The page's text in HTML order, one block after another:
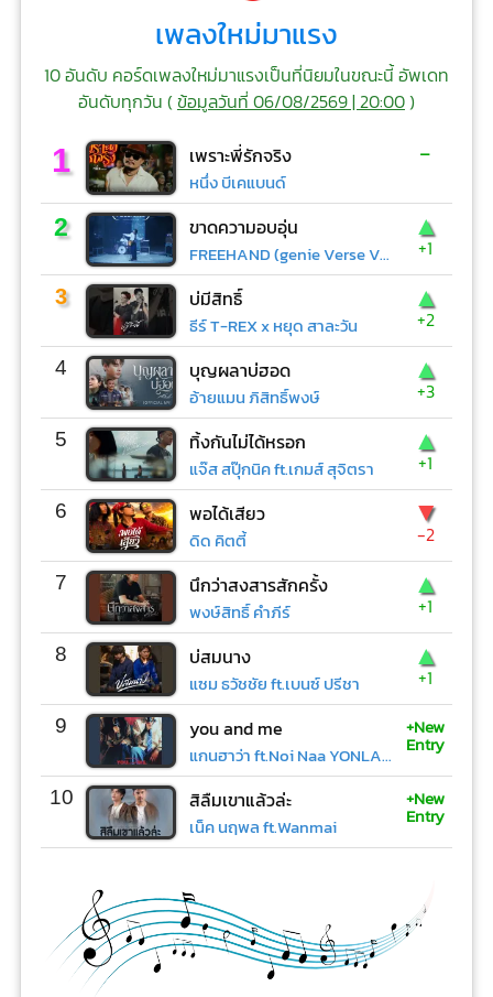
เพลงใหม่มาแรง
10 อันดับ คอร์ดเพลงใหม่มาแรงเป็นที่นิยมในขณะนี้ อัพเดท
อันดับทุกวัน (ข้อมูลวันที่ 06/08/2569 | 20:00)
1 เพราะพี่รักจริง
หนึ่ง บีเคแบนด์
-
2 ขาดความอบอุ่น
FREEHAND (genie Verse Vol.1)
▲
+1
3 บ่มีสิทธิ์
ธีร์ T-REX x หยุด สาละวัน
▲
+2
4 บุญผลาบ่ฮอด
อ้ายแมน ภิสิทธิ์พงษ์
▲
+3
5 ทิ้งกันไม่ได้หรอก
แจ๊ส สปุ๊กนิค ft.เกมส์ สุจิตรา
▲
+1
6 พอได้เสียว
ดิด คิตตี้
▼
-2
7 นึกว่าสงสารสักครั้ง
พงษ์สิทธิ์ คำภีร์
▲
+1
8 บ่สมนาง
แซม ธวัชชัย ft.เบนซ์ ปรีชา
▲
+1
9 you and me
แกนฮาว่า ft.Noi Naa YONLAPA
+New
Entry
10 สิลืมเขาแล้วล่ะ
เน็ค นฤพล ft.Wanmai
+New
Entry